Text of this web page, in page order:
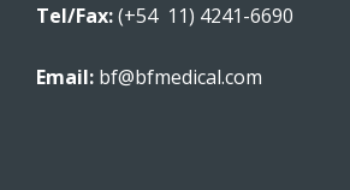
Tel/Fax:(+54 11) 4241-6690
Email: bf@bfmedical.com